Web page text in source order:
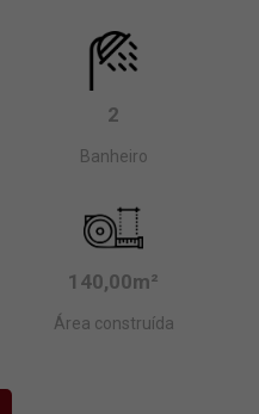
2
Banheiro
140,00m²
Área construída